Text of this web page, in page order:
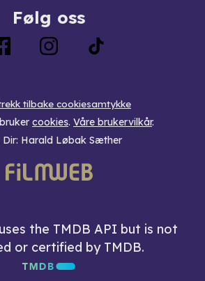
Følg oss
tilbake cookiesamtykke
cookies. Våre brukervilkår.
Dir: Harald Løbak Sæther
the TMDB API but is not
or certified by TMDB.